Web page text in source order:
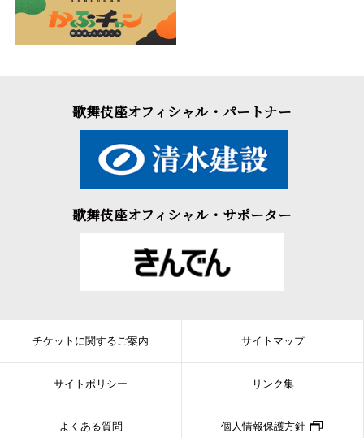
歌舞伎座オフィシャル・パートナー
歌舞伎座オフィシャル・サポーター
チケットに関するご案内 サイトマップ
サイトポリシー リンク集
よくある質問 個人情報保護方針